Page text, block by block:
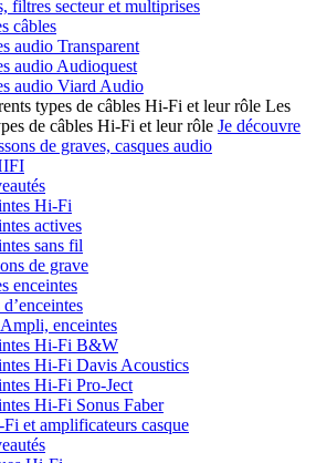
filtres secteur et multiprises
câbles
audio Transparent
audio Audioquest
audio Viard Audio
Les
de câbles Hi-Fi et leur rôle Je découvre
de graves, casques audio
Hi-Fi
actives
sans fil
de grave
enceintes
enceintes
Hi-Fi B&W
Hi-Fi Davis Acoustics
Hi-Fi Pro-Ject
Hi-Fi Sonus Faber
et amplificateurs casque